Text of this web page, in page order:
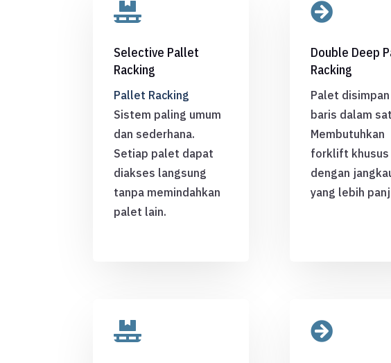

Selective Pallet
Racking
Pallet Racking
Sistem paling umum
dan sederhana.
Setiap palet dapat
diakses langsung
tanpa memindahkan
palet lain.

Double Deep
Racking
Palet
baris dalam
Membutuhkan
forklift khusus
dengan
yang lebih
 